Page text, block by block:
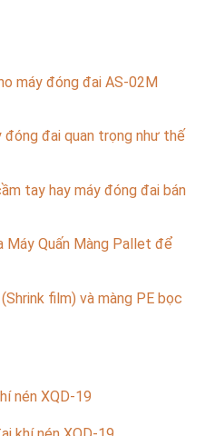
máy đóng đai AS-02M
đóng đai quan trọng như thế
tay hay máy đóng đai bán
Máy Quấn Màng Pallet để
film) và màng PE bọc
nén XQD-19